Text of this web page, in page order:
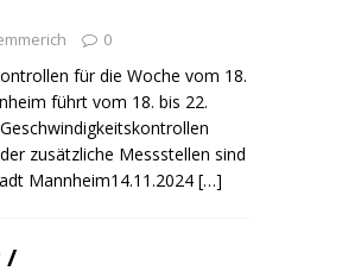
0
für die Woche vom 18.
führt vom 18. bis 22.
zusätzliche Messstellen sind
Mannheim14.11.2024 […]
/